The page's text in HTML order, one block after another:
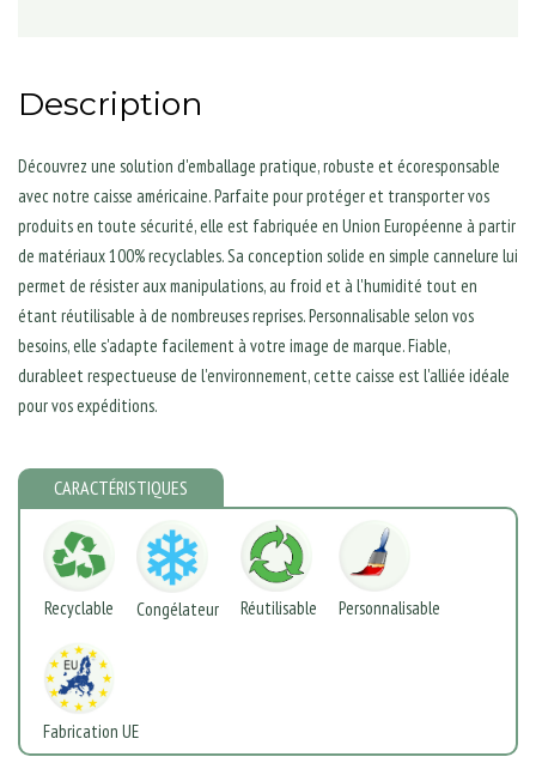
Description
Découvrez une solution d'emballage pratique, robuste et écoresponsable
avec notre caisse américaine. Parfaite pour protéger et transporter vos
produits en toute sécurité, elle est fabriquée en Union Européenne à partir
de matériaux 100% recyclables. Sa conception solide en simple cannelure lui
permet de résister aux manipulations, au froid et à l'humidité tout en
étant réutilisable à de nombreuses reprises. Personnalisable selon vos
besoins, elle s'adapte facilement à votre image de marque. Fiable,
durableet respectueuse de l'environnement, cette caisse est l'alliée idéale
pour vos expéditions.
CARACTÉRISTIQUES
Recyclable Congélateur Réutilisable Personnalisable
Fabrication UE